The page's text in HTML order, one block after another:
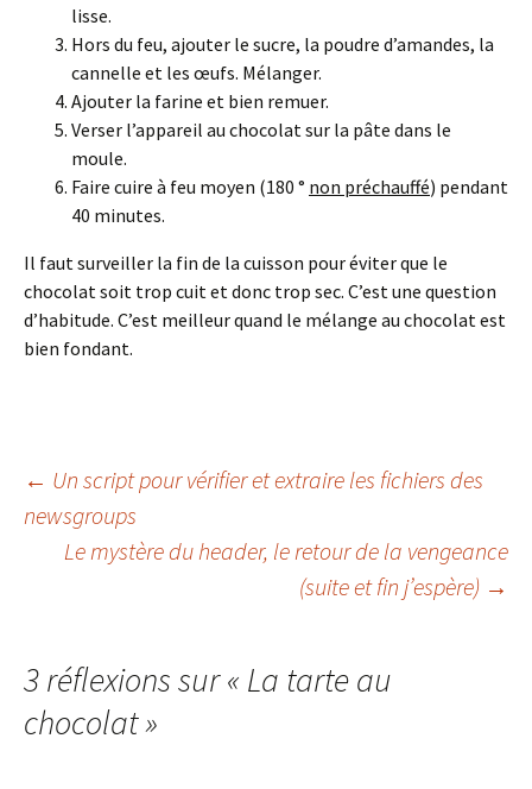
lisse.
Hors du feu, ajouter le sucre, la poudre d’amandes, la
cannelle et les œufs. Mélanger.
Ajouter la farine et bien remuer.
Verser l’appareil au chocolat sur la pâte dans le
moule.
Faire cuire à feu moyen (180 ° non préchauffé) pendant
40 minutes.
Il faut surveiller la fin de la cuisson pour éviter que le
chocolat soit trop cuit et donc trop sec. C’est une question
d’habitude. C’est meilleur quand le mélange au chocolat est
bien fondant.
Navigation
des
← Un script pour vérifier et extraire les fichiers des
newsgroups
Le mystère du header, le retour de la vengeance
(suite et fin j’espère) →
3 réflexions sur « La tarte au
chocolat»